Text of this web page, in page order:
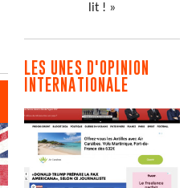
lit ! »
LES UNES D'OPINION
INTERNATIONALE